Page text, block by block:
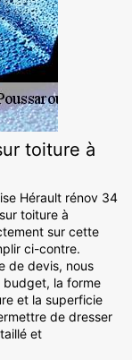
toiture à
Hérault rénov 34
toiture à
sur cette
ci-contre.
de devis, nous
budget, la forme
et la superficie
de dresser
et